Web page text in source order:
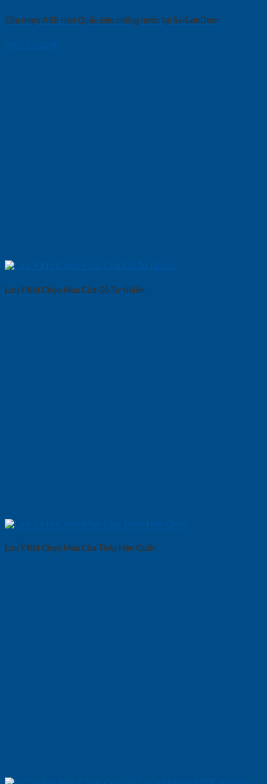
Cửa nhựa ABS Hàn Quốc siêu chống nước tại SaiGonDoor
09/12/2024
Lưu Ý Khi Chọn Mua Cửa Gỗ Tự Nhiên
Lưu Ý Khi Chọn Mua Cửa Thép Hàn Quốc